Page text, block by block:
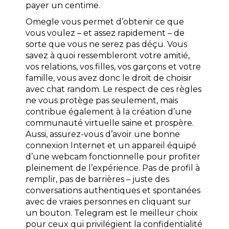
payer un centime.
Omegle vous permet d’obtenir ce que
vous voulez – et assez rapidement – de
sorte que vous ne serez pas déçu. Vous
savez à quoi ressembleront votre amitié,
vos relations, vos filles, vos garçons et votre
famille, vous avez donc le droit de choisir
avec chat random. Le respect de ces règles
ne vous protège pas seulement, mais
contribue également à la création d’une
communauté virtuelle saine et prospère.
Aussi, assurez-vous d’avoir une bonne
connexion Internet et un appareil équipé
d’une webcam fonctionnelle pour profiter
pleinement de l’expérience. Pas de profil à
remplir, pas de barrières – juste des
conversations authentiques et spontanées
avec de vraies personnes en cliquant sur
un bouton. Telegram est le meilleur choix
pour ceux qui privilégient la confidentialité